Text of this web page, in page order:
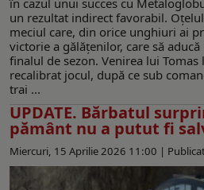
un rezultat indirect favorabil.
meciul care, din orice unghiuri ai
victorie a gălățenilor, care să
finalul de sezon. Venirea lui Tomas
recalibrat jocul, după ce sub
trai ...
UPDATE. Bărbatul
pământ nu a putut fi
Miercuri, 15 Aprilie 2026 11:00 |